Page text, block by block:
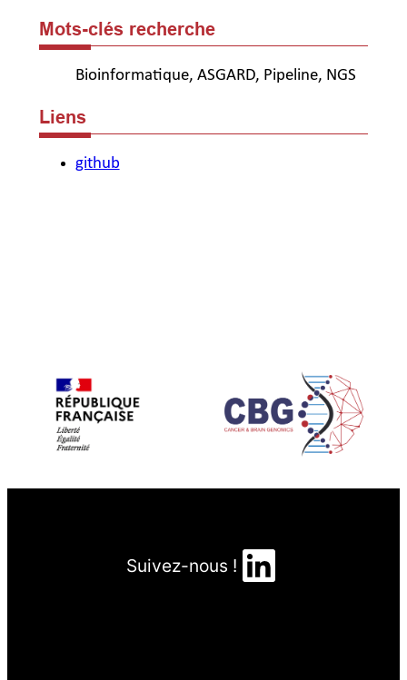
Mots-clés recherche
Bioinformatique, ASGARD, Pipeline, NGS
Liens
github
Suivez-nous ! LinkedIn